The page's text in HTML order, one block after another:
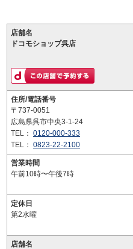
店舗名
ドコモショップ呉店
住所/電話番号
〒737-0051
広島県呉市中央3-1-24
TEL： 0120-000-333
TEL： 0823-22-2100
営業時間
午前10時〜午後7時
定休日
第2水曜
店舗名